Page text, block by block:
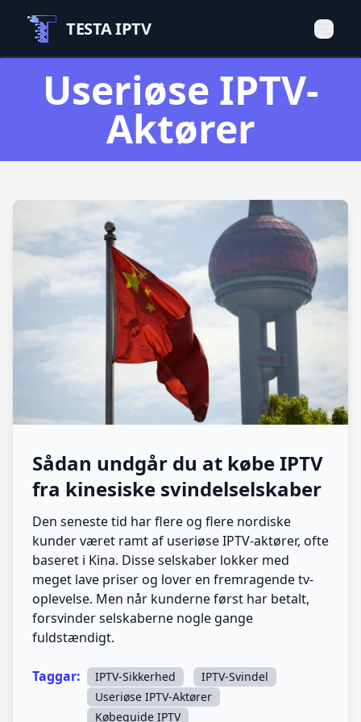
TESTA IPTV
Useriøse IPTV-
Aktører
Sådan undgår du at købe IPTV
fra kinesiske svindelselskaber
Den seneste tid har flere og flere nordiske
kunder været ramt af useriøse IPTV-aktører, ofte
baseret i Kina. Disse selskaber lokker med
meget lave priser og lover en fremragende tv-
oplevelse. Men når kunderne først har betalt,
forsvinder selskaberne nogle gange
fuldstændigt.
Taggar: IPTV-Sikkerhed
IPTV-Svindel
Useriøse IPTV-Aktører
Købeguide IPTV